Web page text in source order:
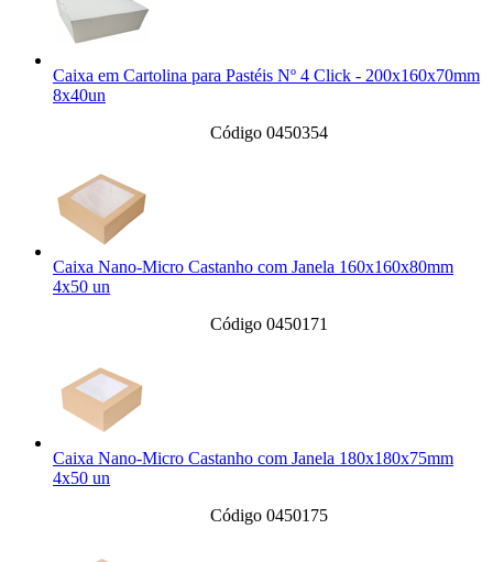
Caixa em Cartolina para Pastéis Nº 4 Click - 200x160x70mm
8x40un
Código 0450354
Caixa Nano-Micro Castanho com Janela 160x160x80mm
4x50 un
Código 0450171
Caixa Nano-Micro Castanho com Janela 180x180x75mm
4x50 un
Código 0450175